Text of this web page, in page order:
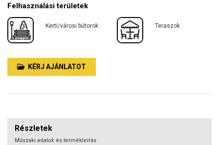
Felhasználási területek
Kerti/városi bútorok Teraszok
KÉRJ AJÁNLATOT
Részletek
Műszaki adatok és termékleírás